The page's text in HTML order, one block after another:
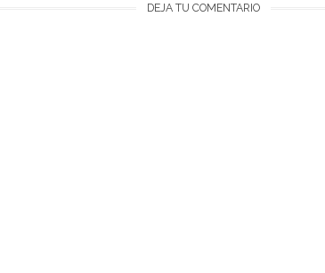
DEJA TU COMENTARIO